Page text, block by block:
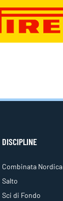
DISCIPLINE
Combinata Nordica
Salto
Sci di Fondo